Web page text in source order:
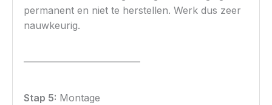
permanent en niet te herstellen. Werk dus zeer
nauwkeurig.
————————————
Stap 5: Montage